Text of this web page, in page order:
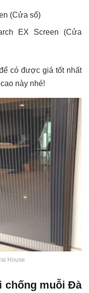
(Cửa sổ)
EX Screen (Cửa
có được giá tốt nhất
này nhé!
House
chống muỗi Đà